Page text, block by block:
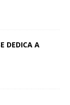
DEDICA A